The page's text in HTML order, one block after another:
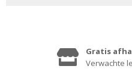
Gratis
Verwachte